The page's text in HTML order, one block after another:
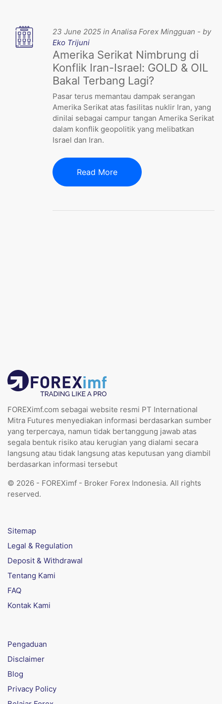
23 June 2025 in Analisa Forex Mingguan - by
Eko Trijuni
Amerika Serikat Nimbrung di
Konflik Iran-Israel: GOLD & OIL
Bakal Terbang Lagi?
Pasar terus memantau dampak serangan
Amerika Serikat atas fasilitas nuklir Iran, yang
dinilai sebagai campur tangan Amerika Serikat
dalam konflik geopolitik yang melibatkan
Israel dan Iran.
Read More
FOREXimf.com sebagai website resmi PT International
Mitra Futures menyediakan informasi berdasarkan sumber
yang terpercaya, namun tidak bertanggung jawab atas
segala bentuk risiko atau kerugian yang dialami secara
langsung atau tidak langsung atas keputusan yang diambil
berdasarkan informasi tersebut
© 2026 - FOREXimf - Broker Forex Indonesia. All rights
reserved.
Sitemap
Legal & Regulation
Deposit & Withdrawal
Tentang Kami
FAQ
Kontak Kami
Pengaduan
Disclaimer
Blog
Privacy Policy